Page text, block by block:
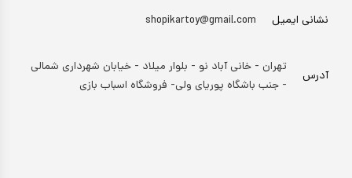
نشانی ایمیل
shopikartoy@gmail.com
آدرس
تهران - خانی آباد نو - بلوار میلاد - خیابان شهرداری شمالی
- جنب باشگاه پوریای ولی- فروشگاه اسباب بازی